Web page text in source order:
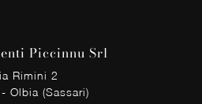
Piccinnu Srl
Rimini 2
Olbia (Sassari)